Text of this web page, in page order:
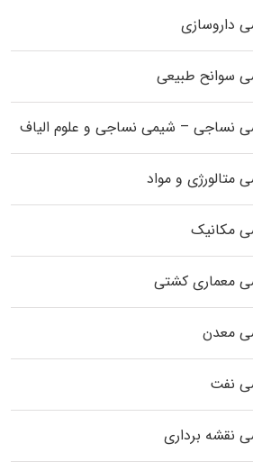
داروسازی
سوانح طبیعی
نساجی – شیمی نساجی و علوم الیاف
متالورژی و مواد
مکانیک
معماری کشتی
معدن
نفت
نقشه برداری